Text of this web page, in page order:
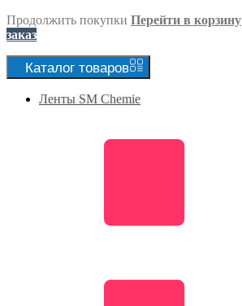
Продолжить покупки Перейти в корзину
заказ
Каталог товаров
Ленты SM Chemie